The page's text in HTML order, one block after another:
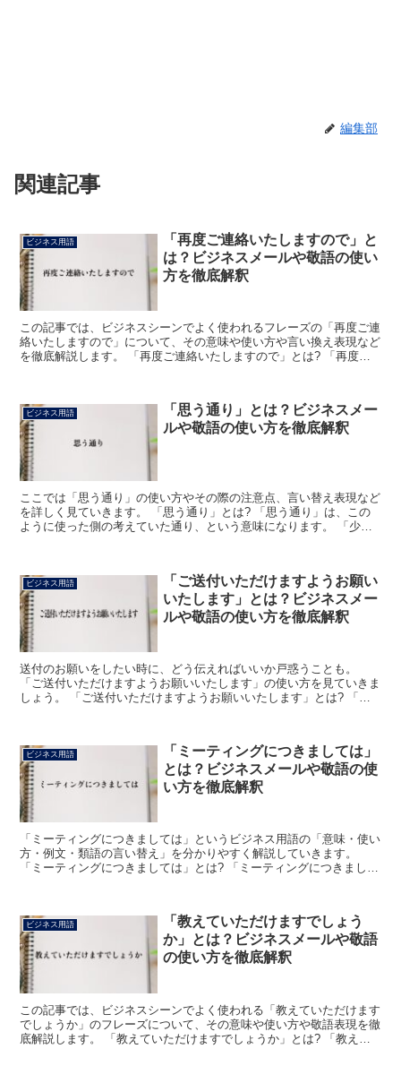
編集部
関連記事
ビジネス用語
「再度ご連絡いたしますので」と
は？ビジネスメールや敬語の使い
方を徹底解釈
この記事では、ビジネスシーンでよく使われるフレーズの「再度ご連
絡いたしますので」について、その意味や使い方や言い換え表現など
を徹底解説します。 「再度ご連絡いたしますので」とは? 「再度ご
ビジネス用語
「思う通り」とは？ビジネスメー
ルや敬語の使い方を徹底解釈
ここでは「思う通り」の使い方やその際の注意点、言い替え表現など
を詳しく見ていきます。 「思う通り」とは? 「思う通り」は、この
ように使った側の考えていた通り、という意味になります。 「少々
ビジネス用語
「ご送付いただけますようお願い
いたします」とは？ビジネスメー
ルや敬語の使い方を徹底解釈
送付のお願いをしたい時に、どう伝えればいいか戸惑うことも。
「ご送付いただけますようお願いいたします」の使い方を見ていきま
しょう。 「ご送付いただけますようお願いいたします」とは? 「ご
ビジネス用語
「ミーティングにつきましては」
とは？ビジネスメールや敬語の使
い方を徹底解釈
「ミーティングにつきましては」というビジネス用語の「意味・使い
方・例文・類語の言い替え」を分かりやすく解説していきます。
「ミーティングにつきましては」とは? 「ミーティングにつきまして
ビジネス用語
「教えていただけますでしょう
か」とは？ビジネスメールや敬語
の使い方を徹底解釈
この記事では、ビジネスシーンでよく使われる「教えていただけます
でしょうか」のフレーズについて、その意味や使い方や敬語表現を徹
底解説します。 「教えていただけますでしょうか」とは? 「教えて